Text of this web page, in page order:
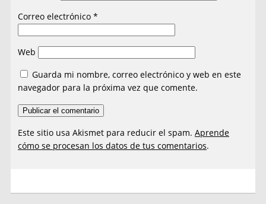
Correo electrónico*
Web
Guarda mi nombre, correo electrónico y web en este
navegador para la próxima vez que comente.
Este sitio usa Akismet para reducir el spam.Aprende
cómo se procesan los datos de tus comentarios.